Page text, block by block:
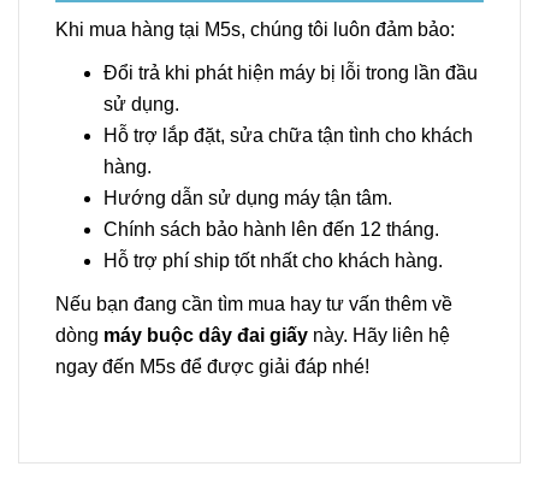
Khi mua hàng tại M5s, chúng tôi luôn đảm bảo:
Đổi trả khi phát hiện máy bị lỗi trong lần đầu
sử dụng.
Hỗ trợ lắp đặt, sửa chữa tận tình cho khách
hàng.
Hướng dẫn sử dụng máy tận tâm.
Chính sách bảo hành lên đến 12 tháng.
Hỗ trợ phí ship tốt nhất cho khách hàng.
Nếu bạn đang cần tìm mua hay tư vấn thêm về
dòng máy buộc dây đai giấy này. Hãy liên hệ
ngay đến M5s để được giải đáp nhé!